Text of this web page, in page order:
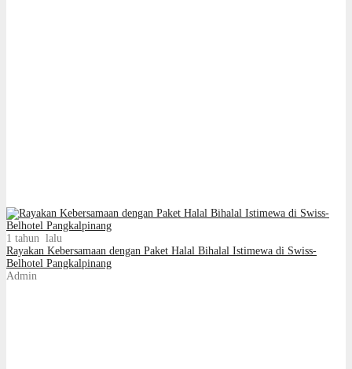
1 tahun lalu
Rayakan Kebersamaan dengan Paket Halal Bihalal Istimewa di Swiss-
Belhotel Pangkalpinang
Admin